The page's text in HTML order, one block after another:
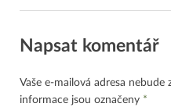
Napsat komentář
Vaše e-mailová adresa nebude
informace jsou označeny *